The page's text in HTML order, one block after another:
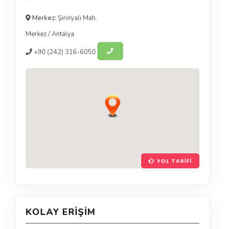
Merkez: Şirinyalı Mah.
Merkez/Antalya
+90 (242) 316-6050
YOL TARIFI
KOLAY ERIŞIM